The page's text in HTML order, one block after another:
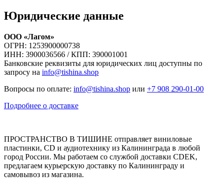
Юридические данные
ООО «Лагом»
ОГРН: 1253900000738
ИНН: 3900036566 / КПП: 390001001
Банковские реквизиты для юридических лиц доступны по
запросу на info@tishina.shop
Вопросы по оплате: info@tishina.shop или +7 908 290-01-00
Подробнее о доставке
ПРОСТРАНСТВО В ТИШИНЕ отправляет виниловые
пластинки, CD и аудиотехнику из Калининграда в любой
город России. Мы работаем со службой доставки CDEK,
предлагаем курьерскую доставку по Калининграду и
самовывоз из магазина.